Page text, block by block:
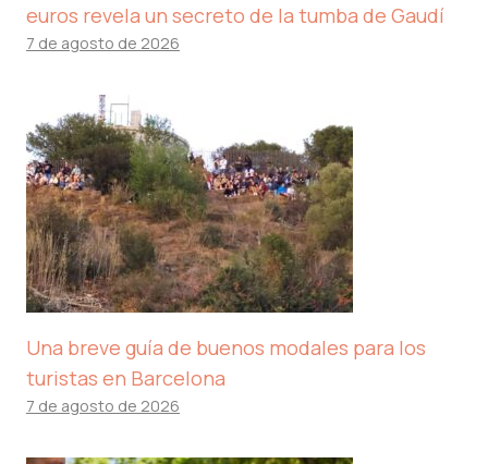
euros revela un secreto de la tumba de Gaudí
7 de agosto de 2026
Una breve guía de buenos modales para los
turistas en Barcelona
7 de agosto de 2026